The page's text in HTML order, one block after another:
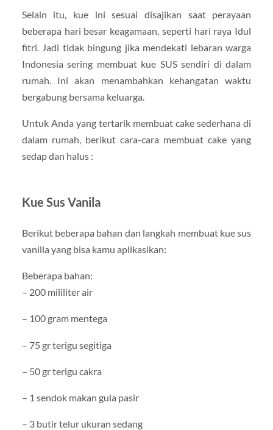
Selain itu, kue ini sesuai disajikan saat perayaan
beberapa hari besar keagamaan, seperti hari raya Idul
fitri. Jadi tidak bingung jika mendekati lebaran warga
Indonesia sering membuat kue SUS sendiri di dalam
rumah. Ini akan menambahkan kehangatan waktu
bergabung bersama keluarga.
Untuk Anda yang tertarik membuat cake sederhana di
dalam rumah, berikut cara-cara membuat cake yang
sedap dan halus :
Kue Sus Vanila
Berikut beberapa bahan dan langkah membuat kue sus
vanilla yang bisa kamu aplikasikan:
Beberapa bahan:
– 200 mililiter air
– 100 gram mentega
– 75 gr terigu segitiga
– 50 gr terigu cakra
– 1 sendok makan gula pasir
– 3 butir telur ukuran sedang